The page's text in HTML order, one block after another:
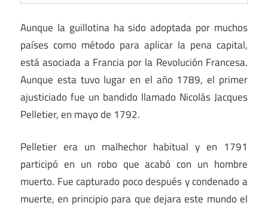
Aunque la guillotina ha sido adoptada por muchos
países como método para aplicar la pena capital,
está asociada a Francia por la Revolución Francesa.
Aunque esta tuvo lugar en el año 1789, el primer
ajusticiado fue un bandido llamado Nicolás Jacques
Pelletier, en mayo de 1792.
Pelletier era un malhechor habitual y en 1791
participó en un robo que acabó con un hombre
muerto. Fue capturado poco después y condenado a
muerte, en principio para que dejara este mundo el